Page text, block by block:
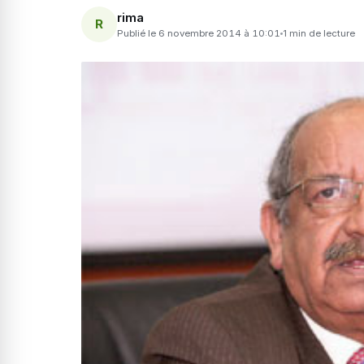
R rima
Publié le 6 novembre 2014 à 10:01 1 min de lecture